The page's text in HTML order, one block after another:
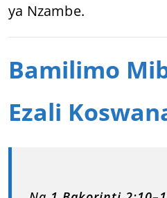
ya Nzambe.
Bamilimo
Ezali